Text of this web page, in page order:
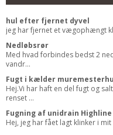
hul efter fjernet dyvel
jeg har fjernet et vægophængt
Nedløbsrør
Med hvad forbindes bedst 2
vandr...
Fugt i kælder
Hej.Vi har haft en del fugt og
renset ...
Fugning af unidrain
Hej, jeg har fået lagt klinker i